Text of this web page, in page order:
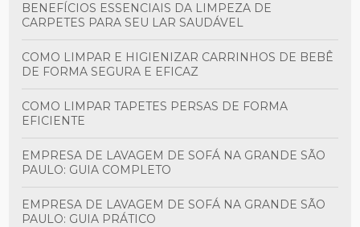
BENEFÍCIOS ESSENCIAIS DA LIMPEZA DE
CARPETES PARA SEU LAR SAUDÁVEL
COMO LIMPAR E HIGIENIZAR CARRINHOS DE BEBÊ
DE FORMA SEGURA E EFICAZ
COMO LIMPAR TAPETES PERSAS DE FORMA
EFICIENTE
EMPRESA DE LAVAGEM DE SOFÁ NA GRANDE SÃO
PAULO: GUIA COMPLETO
EMPRESA DE LAVAGEM DE SOFÁ NA GRANDE SÃO
PAULO: GUIA PRÁTICO